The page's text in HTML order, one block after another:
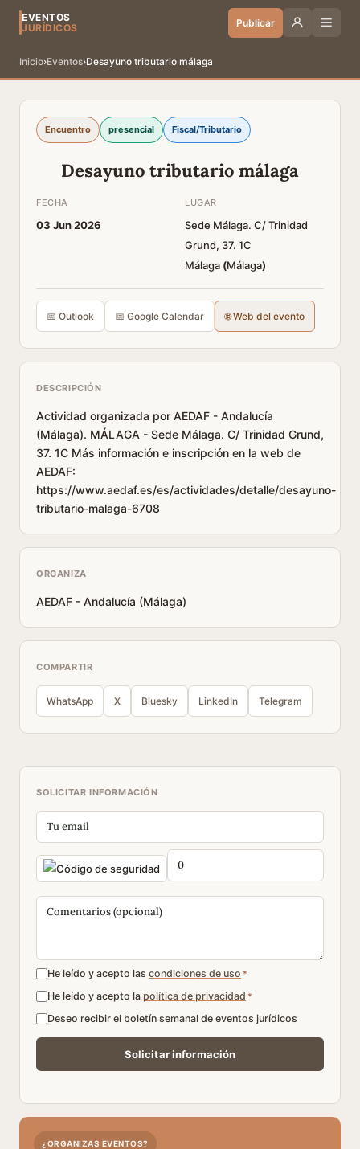
EVENTOS
JURÍDICOS
Publicar
Inicio›Eventos›Desayuno tributario málaga
Encuentro presencial Fiscal/Tributario
Desayuno tributario málaga
FECHA
03 Jun 2026
LUGAR
Sede Málaga. C/ Trinidad
Grund, 37. 1C
Málaga (Málaga)
📅 Outlook 📅 Google Calendar 🌐 Web del evento
DESCRIPCIÓN
Actividad organizada por AEDAF - Andalucía
(Málaga). MÁLAGA - Sede Málaga. C/ Trinidad Grund,
37. 1C Más información e inscripción en la web de
AEDAF:
https://www.aedaf.es/es/actividades/detalle/desayuno-
tributario-malaga-6708
ORGANIZA
AEDAF - Andalucía (Málaga)
COMPARTIR
WhatsApp X Bluesky LinkedIn Telegram
SOLICITAR INFORMACIÓN
He leído y acepto las condiciones de uso *
He leído y acepto la política de privacidad *
Deseo recibir el boletín semanal de eventos jurídicos
¿ORGANIZAS EVENTOS?